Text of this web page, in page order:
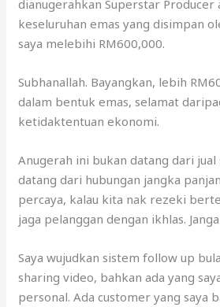
dianugerahkan Superstar Producer
keseluruhan emas yang disimpan
saya melebihi RM600,000.
Subhanallah. Bayangkan, lebih
dalam bentuk emas, selamat
ketidaktentuan ekonomi.
Anugerah ini bukan datang dari jual
datang dari hubungan jangka
percaya, kalau kita nak rezeki
jaga pelanggan dengan ikhlas.
Saya wujudkan sistem follow up
sharing video, bahkan ada yang
personal. Ada customer yang saya